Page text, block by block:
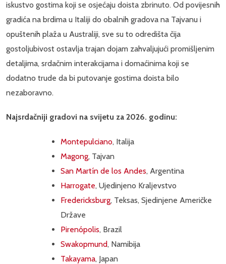
iskustvo gostima koji se osjećaju doista zbrinuto. Od povijesnih
gradića na brdima u Italiji do obalnih gradova na Tajvanu i
opuštenih plaža u Australiji, sve su to odredišta čija
gostoljubivost ostavlja trajan dojam zahvaljujući promišljenim
detaljima, srdačnim interakcijama i domaćinima koji se
dodatno trude da bi putovanje gostima doista bilo
nezaboravno.
Najsrdačniji gradovi na svijetu za 2026. godinu:
Montepulciano, Italija
Magong, Tajvan
San Martín de los Andes, Argentina
Harrogate, Ujedinjeno Kraljevstvo
Fredericksburg, Teksas, Sjedinjene Američke
Države
Pirenópolis, Brazil
Swakopmund, Namibija
Takayama, Japan